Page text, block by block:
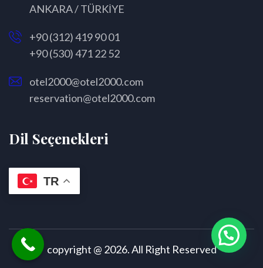
ANKARA / TÜRKİYE
+90 (312) 419 90 01
+90 (530) 471 22 52
otel2000@otel2000.com
reservation@otel2000.com
Dil Seçenekleri
TR
copyright @ 2026. All Right Reserved